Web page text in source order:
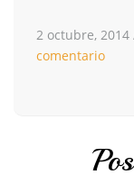
2 octubre, 2014
comentario